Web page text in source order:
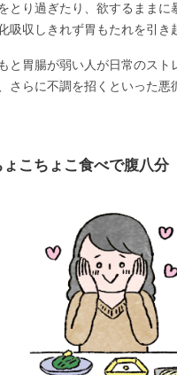
とり過ぎたり、欲するままに
吸収しきれず胃もたれを引き
と胃腸が弱い人が日常のスト
さらに不調を招くといった悪
こちょこ食べで腹八分